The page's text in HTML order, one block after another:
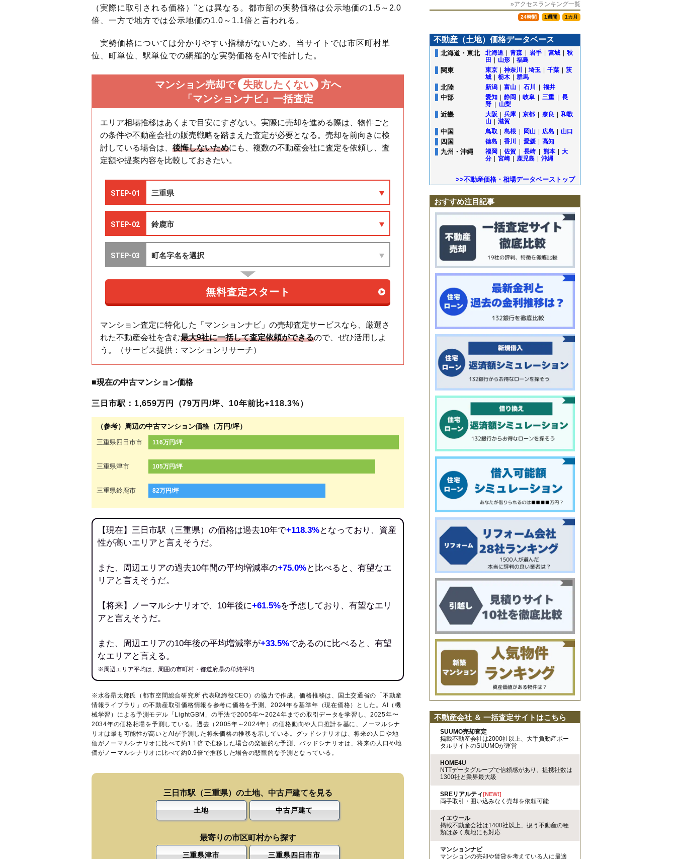
（実際に取引される価格）"とは異なる。都市部の実勢価格は公示地価の1.5～2.0
倍、一方で地方では公示地価の1.0～1.1倍と言われる。
実勢価格については分かりやすい指標がないため、当サイトでは市区町村単
位、町単位、駅単位での網羅的な実勢価格をAIで推計した。
マンション売却で 失敗したくない
方へ
「マンションナビ」一括査定
エリア相場推移はあくまで目安にすぎない。実際に売却を進める際は、物件ごと
の条件や不動産会社の販売戦略を踏まえた査定が必要となる。売却を前向きに検
討している場合は、 後悔しないためにも、複数の不動産会社に査定を依頼し、査
定額や提案内容を比較しておきたい。
マンション査定に特化した「マンションナビ」の売却査定サービスなら、厳選さ
れた不動産会社を含む最大9社に一括して査定依頼ができるので、ぜひ活用しよ
う。（サービス提供：マンションリサーチ）
■現在の中古マンション価格
三日市駅：1,659万円（79万円/坪、10年前比+118.3%）
（参考）周辺の中古マンション価格（万円/坪）
三重県四日市市 116万円/坪
三重県津市 105万円/坪
三重県鈴鹿市 82万円/坪
【現在】三日市駅（三重県）の価格は過去10年で+118.3%となっており、資産
性が高いエリアと言えそうだ。
また、周辺エリアの過去10年間の平均増減率の+75.0%と比べると、有望なエ
リアと言えそうだ。
【将来】ノーマルシナリオで、10年後に+61.5%を予想しており、有望なエリ
アと言えそうだ。
また、周辺エリアの10年後の平均増減率が+33.5%であるのに比べると、有望
なエリアと言える。
※周辺エリア平均は、周囲の市町村・都道府県の単純平均
※水谷昂太郎氏（都市空間総合研究所 代表取締役CEO）の協力で作成。価格推移は、国土交通省の「 不動産
情報ライブラリ 」の不動産取引価格情報を参考に価格を予測、2024年を基準年（現在価格）とした。AI（機
械学習）による予測モデル「LightGBM」の手法で2005年〜2024年までの取引データを学習し、2025年〜
2034年の価格相場を予測している。過去（2005年～2024年）の価格動向や人口推計を基に、ノーマルシナ
リオは最も可能性が高いとAIが予測した将来価格の推移を示している。グッドシナリオは、将来の人口や地
価がノーマルシナリオに比べて約1.1倍で推移した場合の楽観的な予測、バッドシナリオは、将来の人口や地
価がノーマルシナリオに比べて約0.9倍で推移した場合の悲観的な予測となっている。
三日市駅（三重県）の土地、中古戸建てを見る
土地 中古戸建て
最寄りの市区町村から探す
三重県津市 三重県四日市市
白子駅前
東磯山
南江島町南玉垣町山辺町
長太ノ浦駅白子駅
»アクセスランキング一覧
24時間 1週間 1カ月
不動産（土地）価格データベース
北海道・東北 北海道 青森 岩手 宮城
秋
田
山形 福島
関東 東京 神奈川 埼玉 千葉
茨
城
栃木 群馬
北陸 新潟 富山 石川 福井
中部 愛知 静岡 岐阜 三重
長
野
山梨
近畿 大阪 兵庫 京都 奈良
和歌
山
滋賀
中国 鳥取 島根 岡山 広島 山口
四国 徳島 香川 愛媛 高知
九州・沖縄 福岡 佐賀 長崎 熊本
大
分
宮崎 鹿児島 沖縄
>>不動産価格・相場データベーストップ
おすすめ注目記事
不動産会社 ＆ 一括査定サイトはこちら
SUUMO売却査定
掲載不動産会社は2000社以上、大手負動産ポー
タルサイトのSUUMOが運営
HOME4U
NTTデータグループで信頼感があり、提携社数は
1300社と業界最大級
SREリアルティ[NEW!]
両手取引・囲い込みなく売却を依頼可能
イエウール
掲載不動産会社は1400社以上、扱う不動産の種
類は多く農地にも対応
マンションナビ
マンションの売却や賃貸を考えている人に最適